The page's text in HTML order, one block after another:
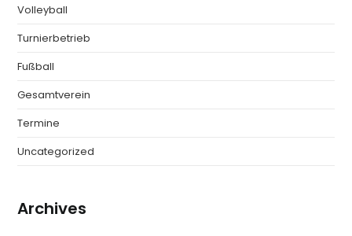
Volleyball
Turnierbetrieb
Fußball
Gesamtverein
Termine
Uncategorized
Archives